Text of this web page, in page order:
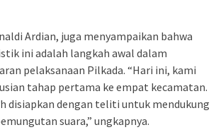
Ardian, juga menyampaikan bahwa
ini adalah langkah awal dalam
pelaksanaan Pilkada. “Hari ini, kami
tahap pertama ke empat kecamatan.
disiapkan dengan teliti untuk mendukung
suara,” ungkapnya.